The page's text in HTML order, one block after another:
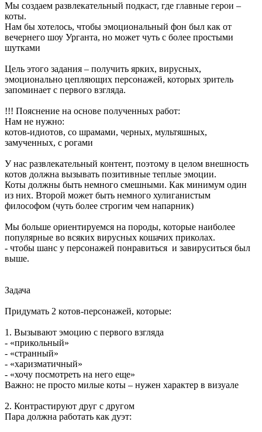
Мы создаем развлекательный подкаст, где главные герои –
коты.
Нам бы хотелось, чтобы эмоциональный фон был как от
вечернего шоу Урганта, но может чуть с более простыми
шутками
Цель этого задания – получить ярких, вирусных,
эмоционально цепляющих персонажей, которых зритель
запоминает с первого взгляда.
!!! Пояснение на основе полученных работ:
Нам не нужно:
котов-идиотов, со шрамами, черных, мультяшных,
замученных, с рогами
У нас развлекательный контент, поэтому в целом внешность
котов должна вызывать позитивные теплые эмоции.
Коты должны быть немного смешными. Как минимум один
из них. Второй может быть немного хулиганистым
философом (чуть более строгим чем напарник)
Мы больше ориентируемся на породы, которые наиболее
популярные во всяких вирусных кошачих приколах.
- чтобы шанс у персонажей понравиться и завируситься был
выше.
Задача
Придумать 2 котов-персонажей, которые:
1. Вызывают эмоцию с первого взгляда
- «прикольный»
- «странный»
- «харизматичный»
- «хочу посмотреть на него еще»
Важно: не просто милые коты – нужен характер в визуале
2. Контрастируют друг с другом
Пара должна работать как дуэт: